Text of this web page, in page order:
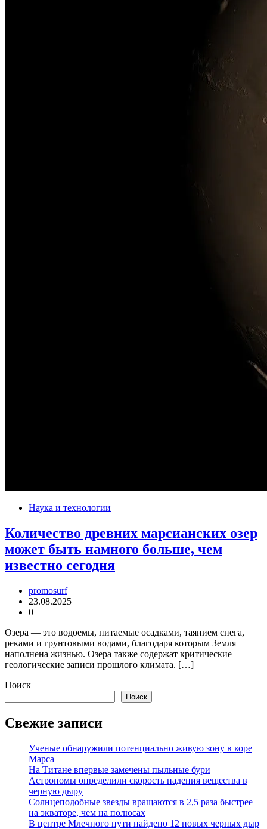
Наука и технологии
Количество древних марсианских озер
может быть намного больше, чем
известно сегодня
promosurf
23.08.2025
0
Озера — это водоемы, питаемые осадками, таянием снега,
реками и грунтовыми водами, благодаря которым Земля
наполнена жизнью. Озера также содержат критические
геологические записи прошлого климата. […]
Поиск
Поиск
Свежие записи
Ученые обнаружили потенциально живую зону в коре
Марса
На Титане впервые замечены пыльные бури
Астрономы определили скорость падения вещества в
черную дыру
Солнцеподобные звезды вращаются в 2,5 раза быстрее
на экваторе, чем на полюсах
В центре Млечного пути найдено 12 новых черных дыр